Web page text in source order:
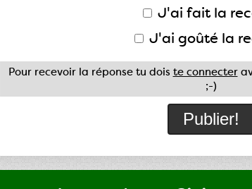
J'ai fait la
J'ai goûté la
Pour recevoir la réponse tu dois te connecter
;-)